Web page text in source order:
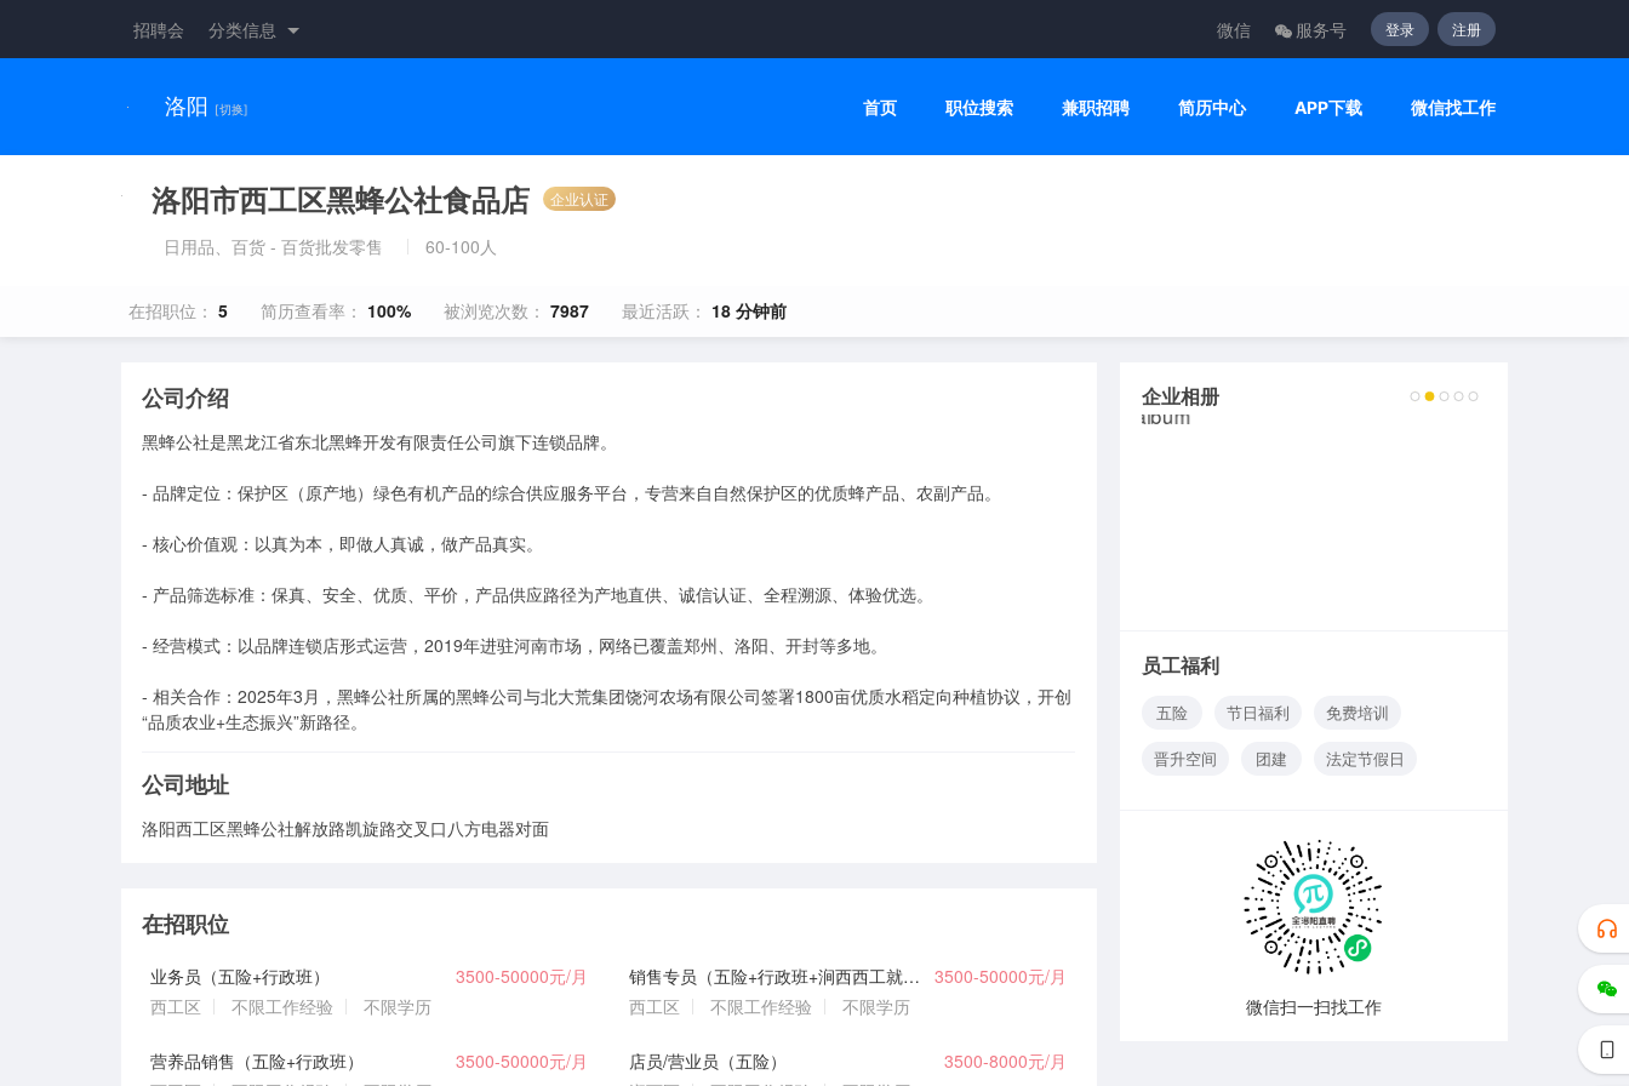
招聘会 分类信息 微信 服务号 登录 注册
洛阳 [切换] 首页 职位搜索 兼职招聘 简历中心 APP下载 微信找工作
洛阳市西工区黑蜂公社食品店 企业认证
日用品、百货 - 百货批发零售 60-100人
在招职位： 5 简历查看率： 100% 被浏览次数： 7987 最近活跃： 18 分钟前
公司介绍
黑蜂公社是黑龙江省东北黑蜂开发有限责任公司旗下连锁品牌。
- 品牌定位：保护区（原产地）绿色有机产品的综合供应服务平台，专营来自自然保护区的优质蜂产品、农副产品。
- 核心价值观：以真为本，即做人真诚，做产品真实。
- 产品筛选标准：保真、安全、优质、平价，产品供应路径为产地直供、诚信认证、全程溯源、体验优选。
- 经营模式：以品牌连锁店形式运营，2019年进驻河南市场，网络已覆盖郑州、洛阳、开封等多地。
- 相关合作：2025年3月，黑蜂公社所属的黑蜂公司与北大荒集团饶河农场有限公司签署1800亩优质水稻定向种植协议，开创
“品质农业+生态振兴”新路径。
公司地址
洛阳西工区黑蜂公社解放路凯旋路交叉口八方电器对面
在招职位
业务员（五险+行政班）
3500-50000元/月
西工区
不限工作经验 不限学历
销售专员（五险+行政班+涧西西工就近分配）
3500-50000元/月
西工区
不限工作经验 不限学历
营养品销售（五险+行政班）
3500-50000元/月
店员/营业员（五险）
3500-8000元/月
企业相册 2 3 4 5 6
员工福利
五险 节日福利
免费培训
晋升空间
团建 法定节假日
微信扫一扫找工作